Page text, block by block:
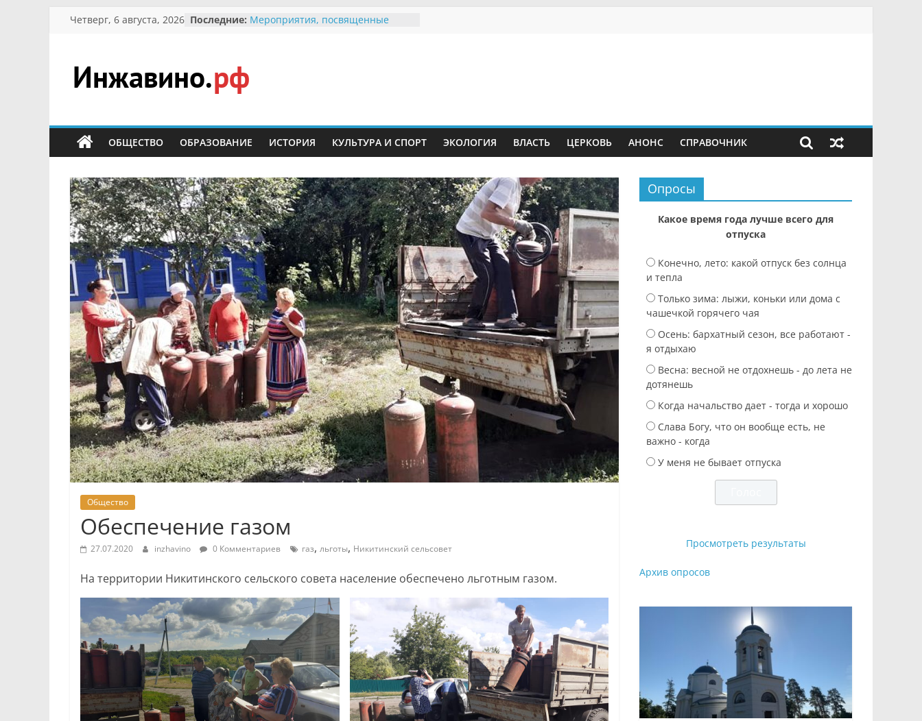
Перейти
Четверг, 6 августа, 2026 Последние: Мероприятия, посвященные
Безопасность в сети Интернет
Ученики приняли участие в
мероприятии «Сохраним
В вольере Воронинского
заповедника родились крапчатые
суслики
Инжавино.рф
сельский
портал
ОБЩЕСТВО ОБРАЗОВАНИЕ ИСТОРИЯ КУЛЬТУРА И СПОРТ ЭКОЛОГИЯ ВЛАСТЬ ЦЕРКОВЬ АНОНС СПРАВОЧНИК
Общество
Обеспечение газом
27.07.2020 inzhavino 0 Комментариев газ, льготы, Никитинский сельсовет
На территории Никитинского сельского совета население обеспечено льготным газом.
Опросы
Какое время года лучше всего для
отпуска
Конечно, лето: какой отпуск без солнца
и тепла
Только зима: лыжи, коньки или дома с
чашечкой горячего чая
Осень: бархатный сезон, все работают -
я отдыхаю
Весна: весной не отдохнешь - до лета не
дотянешь
Когда начальство дает - тогда и хорошо
Слава Богу, что он вообще есть, не
важно - когда
У меня не бывает отпуска
Просмотреть результаты
Архив опросов